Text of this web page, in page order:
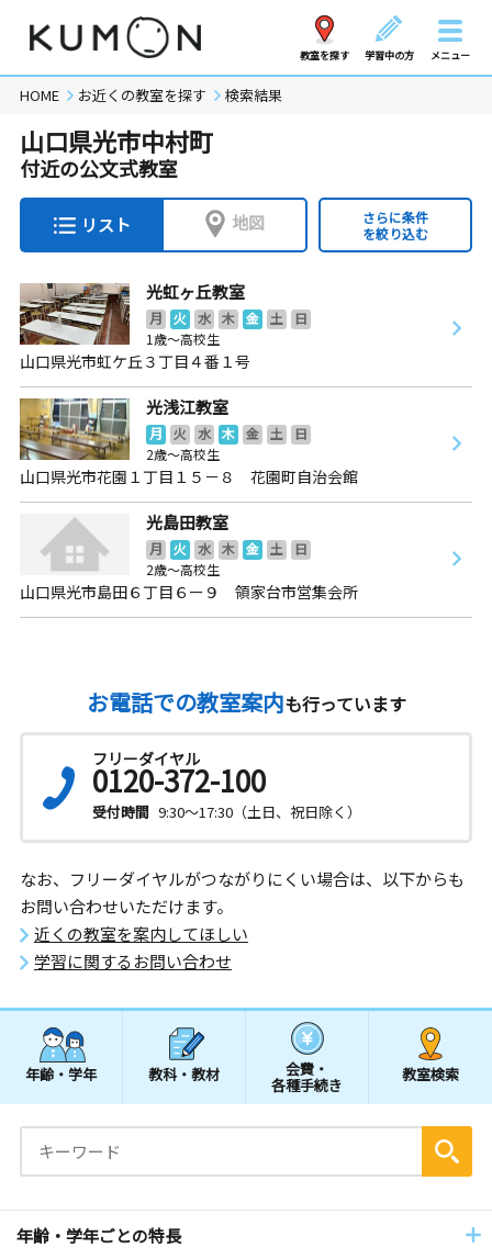
教室を探す 学習中の方 メニュー
HOME お近くの教室を探す 検索結果
山口県光市中村町
付近の公文式教室
リスト 地図
さらに条件
を絞り込む
光虹ヶ丘教室
月 火 水 木 金 土
日
1歳～高校生
山口県光市虹ケ丘３丁目４番１号
光浅江教室
月 火 水 木 金 土
日
2歳～高校生
山口県光市花園１丁目１５－８ 花園町自治会館
光島田教室
月 火 水 木 金 土
日
2歳～高校生
山口県光市島田６丁目６ー９ 領家台市営集会所
お電話での教室案内も行っています
フリーダイヤル
0120-372-100
受付時間 9:30～17:30（土日、祝日除く）
なお、フリーダイヤルがつながりにくい場合は、以下からも
お問い合わせいただけます。
近くの教室を案内してほしい
学習に関するお問い合わせ
年齢・学年 教科・教材 会費・
各種手続き
教室検索
年齢・学年ごとの特長